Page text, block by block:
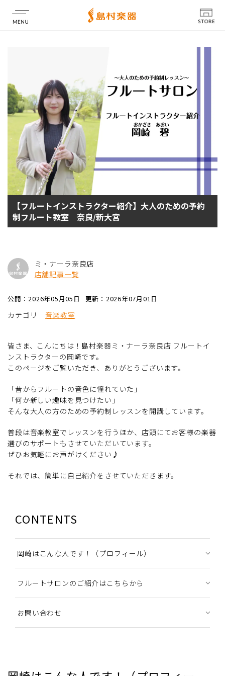
【フルートインストラクター紹介】大人のための予約
制フルート教室 奈良/新大宮
ミ・ナーラ奈良店
店舗記事一覧
公開：2026年05月05日 更新：2026年07月01日
カテゴリ 音楽教室
皆さま、こんにちは！島村楽器ミ・ナーラ奈良店 フルートイ
ンストラクターの岡崎です。
このページをご覧いただき、ありがとうございます。
「昔からフルートの音色に憧れていた」
「何か新しい趣味を見つけたい」
そんな大人の方のための予約制レッスンを開講しています。
普段は音楽教室でレッスンを行うほか、店頭にてお客様の楽器
選びのサポートもさせていただいています。
ぜひお気軽にお声がけください♪
それでは、簡単に自己紹介をさせていただきます。
CONTENTS
岡崎はこんな人です！（プロフィール）
フルートサロンのご紹介はこちらから
お問い合わせ